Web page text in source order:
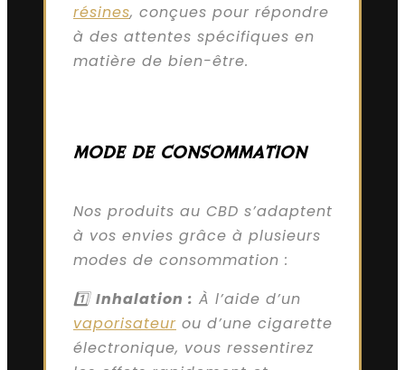
résines, conçues pour répondre
à des attentes spécifiques en
matière de bien-être.
MODE DE CONSOMMATION
Nos produits au CBD s’adaptent
à vos envies grâce à plusieurs
modes de consommation :
1️⃣ Inhalation : À l’aide d’un
vaporisateur ou d’une cigarette
électronique, vous ressentirez